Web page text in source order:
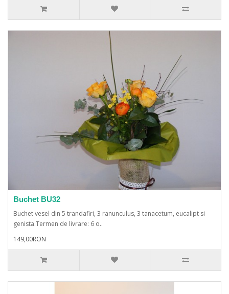
Buchet BU32
Buchet vesel din 5 trandafiri, 3 ranunculus, 3 tanacetum, eucalipt si
genista.Termen de livrare: 6 o..
149,00RON